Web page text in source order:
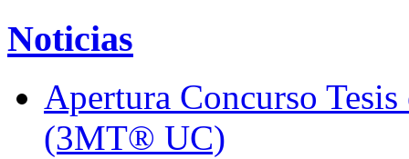
Noticias
Apertura Concurso
(3MT® UC)